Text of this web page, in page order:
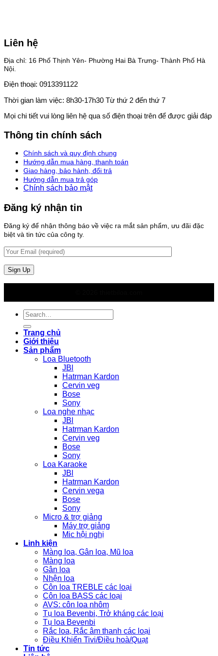
Liên hệ
Địa chỉ: 16 Phố Thịnh Yên- Phường Hai Bà Trưng- Thành Phố Hà
Nội.
Điện thoại: 0913391122
Thời gian làm việc: 8h30-17h30 Từ thứ 2 đến thứ 7
Mọi chi tiết vui lòng liên hệ qua số điện thoại trên để được giải đáp
Thông tin chính sách
Chính sách và quy định chung
Hướng dẫn mua hàng, thanh toán
Giao hàng, bảo hành, đổi trả
Hướng dẫn mua trả góp
Chính sách bảo mật
Đăng ký nhận tin
Đăng ký để nhận thông báo về việc ra mắt sản phẩm, ưu đãi đặc
biệt và tin tức của công ty.
Search
for:
Trang chủ
Giới thiệu
Sản phẩm
Loa Bluetooth
JBl
Hatrman Kardon
Cervin veg
Bose
Sony
Loa nghe nhạc
JBl
Hatrman Kardon
Cervin veg
Bose
Sony
Loa Karaoke
JBl
Hatrman Kardon
Cervin vega
Bose
Sony
Micro & trợ giảng
Máy trợ giảng
Mic hội nghị
Linh kiện
Màng loa, Gân loa, Mũ loa
Màng loa
Gân loa
Nhện loa
Côn loa TREBLE các loại
Côn loa BASS các loại
AVS: côn loa nhôm
Tụ loa Bevenbi, Trở kháng các loại
Tụ loa Bevenbi
Rắc loa, Rắc âm thanh các loại
Điều Khiển Tivi/Điều hoà/Quạt
Tin tức